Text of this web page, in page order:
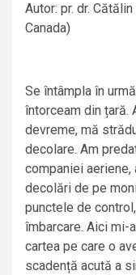
Autor: pr. dr.
Canada)
Se întâmpla în
întorceam din țară.
devreme, mă
decolare. Am
companiei
decolări de pe
punctele de
îmbarcare. Aici mi-
cartea pe care o
scadență acută a